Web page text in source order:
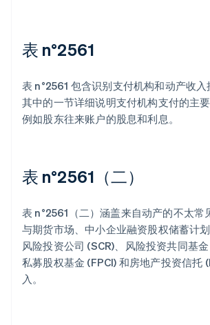
表 n°2561
表 n°2561 包含识别支付机构和动产收入
其中的一节详细说明支付机构支付的主
例如股东往来账户的股息和利息。
表 n°2561（二）
表 n°2561（二）涵盖来自动产的不太常
与期货市场、中小企业融资股权储蓄计划
风险投资公司 (SCR)、风险投资共同基
私募股权基金 (FPCI) 和房地产投资信托
入。